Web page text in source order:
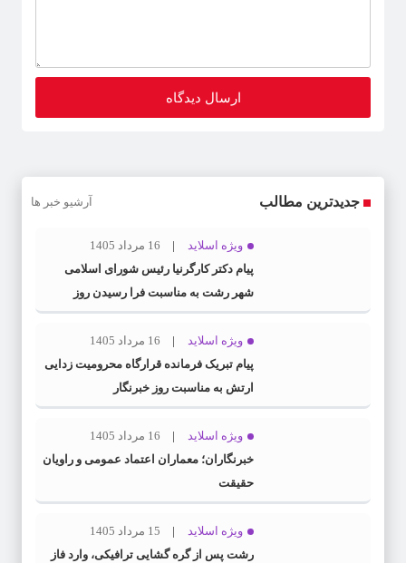
جدیدترین مطالب آرشیو خبر ها
ویژه اسلاید
16 مرداد 1405
پیام دکتر کارگرنیا رئیس شورای اسلامی
شهر رشت به مناسبت فرا رسیدن روز
خبرنگار
ویژه اسلاید
16 مرداد 1405
پیام تبریک فرمانده قرارگاه محرومیت‌ زدایی
ارتش به مناسبت روز خبرنگار
ویژه اسلاید
16 مرداد 1405
خبرنگاران؛ معماران اعتماد عمومی و راویان
حقیقت
ویژه اسلاید
15 مرداد 1405
رشت پس از گره گشایی ترافیکی، وارد فاز